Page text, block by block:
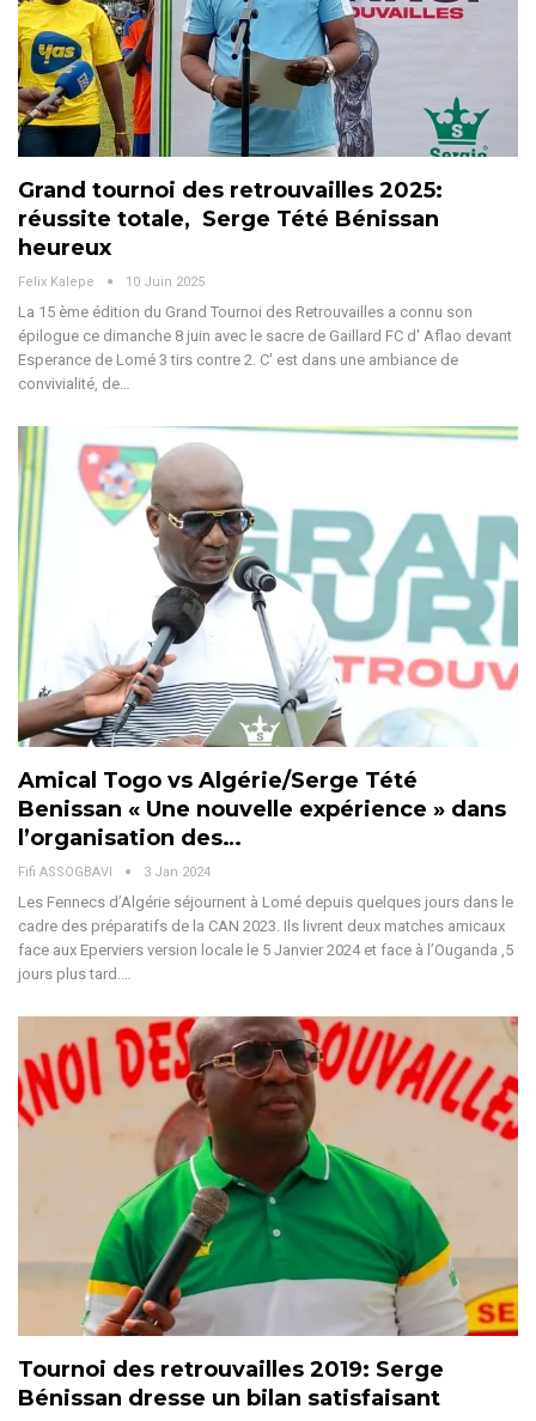
Grand tournoi des retrouvailles 2025:
réussite totale, Serge Tété Bénissan
heureux
Felix Kalepe 10 Juin 2025
La 15 ème édition du Grand Tournoi des Retrouvailles a connu son
épilogue ce dimanche 8 juin avec le sacre de Gaillard FC d' Aflao devant
Esperance de Lomé 3 tirs contre 2. C' est dans une ambiance de
convivialité, de…
Amical Togo vs Algérie/Serge Tété
Benissan « Une nouvelle expérience » dans
l’organisation des…
Fifi ASSOGBAVI 3 Jan 2024
Les Fennecs d’Algérie séjournent à Lomé depuis quelques jours dans le
cadre des préparatifs de la CAN 2023. Ils livrent deux matches amicaux
face aux Eperviers version locale le 5 Janvier 2024 et face à l’Ouganda ,5
jours plus tard.
Tournoi des retrouvailles 2019: Serge
Bénissan dresse un bilan satisfaisant